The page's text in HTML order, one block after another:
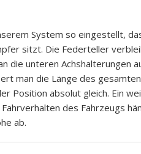
System so eingestellt,
sitzt. Die Federteller
die unteren Achshalterungen
man die Länge des
Position absolut gleich. Ein
des Fahrzeugs
ab.